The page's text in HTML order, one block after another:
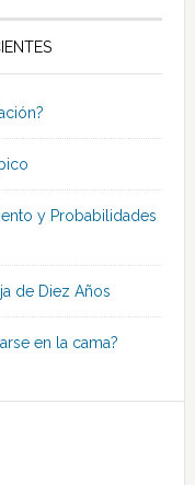
y Probabilidades
de Diez Años
en la cama?